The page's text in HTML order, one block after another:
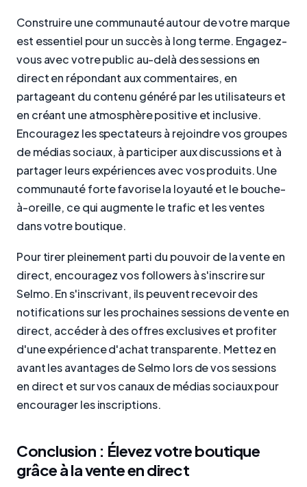
Construire une communauté autour de votre marque
est essentiel pour un succès à long terme. Engagez-
vous avec votre public au-delà des sessions en
direct en répondant aux commentaires, en
partageant du contenu généré par les utilisateurs et
en créant une atmosphère positive et inclusive.
Encouragez les spectateurs à rejoindre vos groupes
de médias sociaux, à participer aux discussions et à
partager leurs expériences avec vos produits. Une
communauté forte favorise la loyauté et le bouche-
à-oreille, ce qui augmente le trafic et les ventes
dans votre boutique.
Pour tirer pleinement parti du pouvoir de la vente en
direct, encouragez vos followers à s'inscrire sur
Selmo. En s'inscrivant, ils peuvent recevoir des
notifications sur les prochaines sessions de vente en
direct, accéder à des offres exclusives et profiter
d'une expérience d'achat transparente. Mettez en
avant les avantages de Selmo lors de vos sessions
en direct et sur vos canaux de médias sociaux pour
encourager les inscriptions.
Conclusion : Élevez votre boutique
grâce à la vente en direct